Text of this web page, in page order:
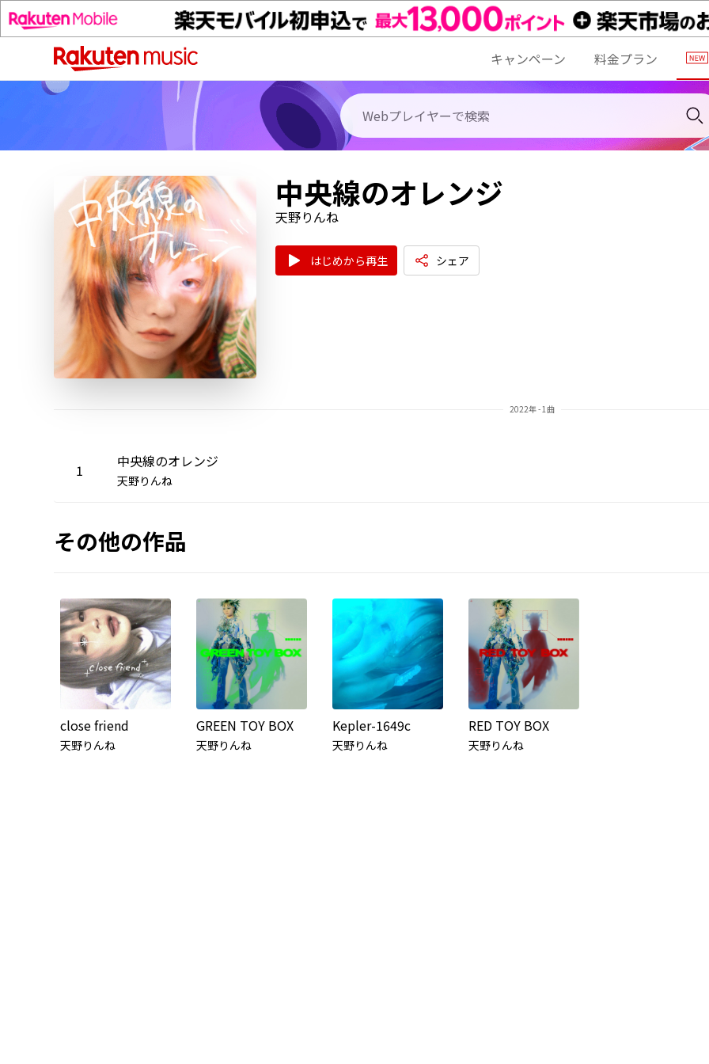
キャンペーン 料金プラン
中央線のオレンジ
天野りんね
はじめから再生 シェア
2022年 - 1曲
1 中央線のオレンジ
天野りんね
その他の作品
close friend
天野りんね
GREEN TOY BOX
天野りんね
Kepler-1649c
天野りんね
RED TOY BOX
天野りんね